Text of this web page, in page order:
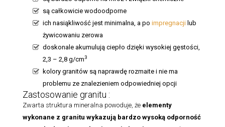
są całkowicie wodoodporne
ich nasiąkliwość jest minimalna, a po impregnacji lub
żywicowaniu zerowa
doskonale akumulują ciepło dzięki wysokiej gęstości,
2,3 – 2,8 g/cm3
kolory granitów są naprawdę rozmaite i nie ma
problemu ze znalezieniem odpowiedniej opcji
Zastosowanie granitu :
Zwarta struktura mineralna powoduje, że elementy
wykonane z granitu wykazują bardzo wysoką odporność